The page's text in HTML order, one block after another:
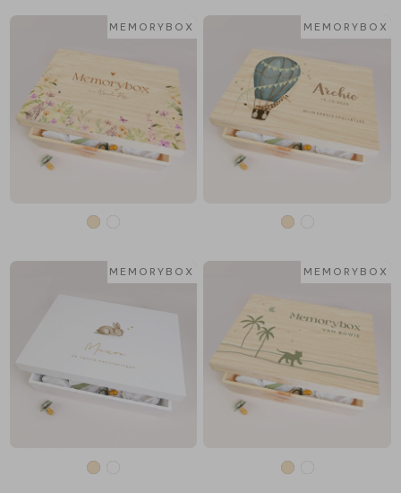
MEMORYBOX MEMORYBOX
MEMORYBOX MEMORYBOX